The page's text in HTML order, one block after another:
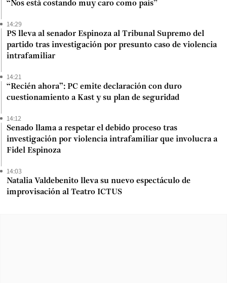
“Nos está costando muy caro como país”
14:29
PS lleva al senador Espinoza al Tribunal Supremo del
partido tras investigación por presunto caso de violencia
intrafamiliar
14:21
“Recién ahora”: PC emite declaración con duro
cuestionamiento a Kast y su plan de seguridad
14:12
Senado llama a respetar el debido proceso tras
investigación por violencia intrafamiliar que involucra a
Fidel Espinoza
14:03
Natalia Valdebenito lleva su nuevo espectáculo de
improvisación al Teatro ICTUS